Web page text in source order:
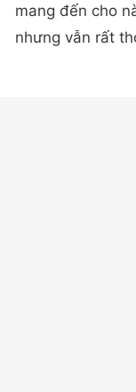
mang đến cho
nhưng vẫn rất